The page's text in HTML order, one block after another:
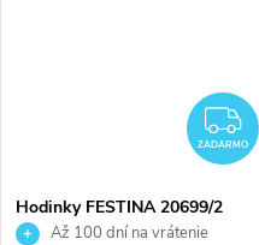
ZADARMO
Hodinky FESTINA 20699/2
Až 100 dní na vrátenie